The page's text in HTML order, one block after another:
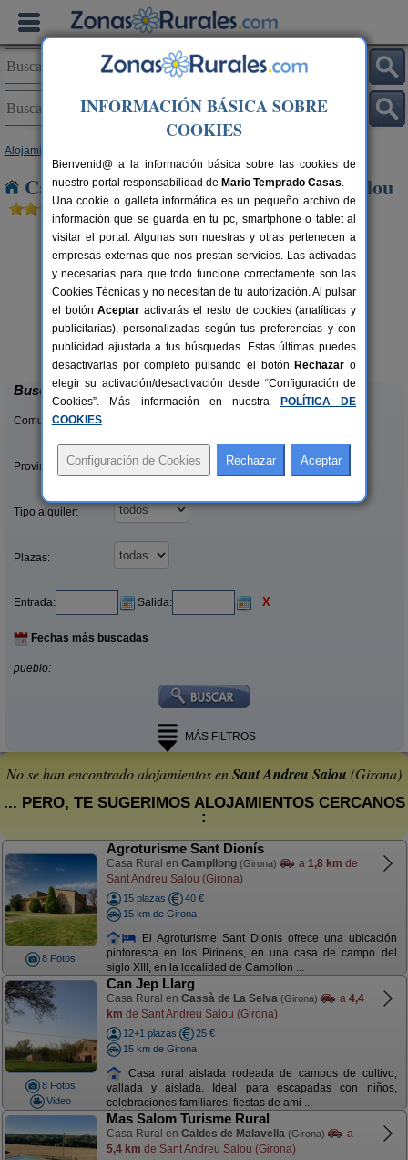
Alojamientos
Casas Rurales cerca de Sant Andreu Salou
16+2 pers.
desde37 €
Casa Alt Empordà
Ventalló (Girona)
Buscar
Comunidades:
Provincias/Islas:
Tipo alquiler:
Plazas:
Entrada: Salida: X
Fechas más buscadas
pueblo:
MÁS FILTROS
No se han encontrado alojamientos enSant Andreu Salou (Girona)
... PERO, TE SUGERIMOS ALOJAMIENTOS CERCANOS
:
8 Fotos
Agroturisme Sant Dionís
Casa Rural en Campllong (Girona) a 1,8 km de
Sant Andreu Salou (Girona)
15 plazas
40 €
15 km de Girona
El Agroturisme Sant Dionis ofrece una ubicación
pintoresca en los Pirineos, en una casa de campo del
siglo XIII, en la localidad de Campllon ...
8 Fotos
Video
Can Jep Llarg
Casa Rural en Cassà de La Selva (Girona) a 4,4
km de Sant Andreu Salou (Girona)
12+1 plazas
25 €
15 km de Girona
Casa rural aislada rodeada de campos de cultivo,
vallada y aislada. Ideal para escapadas con niños,
celebraciones familiares, fiestas de ami ...
Mas Salom Turisme Rural
Casa Rural en Caldes de Malavella (Girona)
a
5,4 km de Sant Andreu Salou (Girona)
INFORMACIÓN BÁSICA SOBRE
COOKIES
Bienvenid@ a la información básica sobre las cookies de
nuestro portal responsabilidad de Mario Temprado Casas.
Una cookie o galleta informática es un pequeño archivo de
información que se guarda en tu pc, smartphone o tablet al
visitar el portal. Algunas son nuestras y otras pertenecen a
empresas externas que nos prestan servicios. Las activadas
y necesarias para que todo funcione correctamente son las
Cookies Técnicas y no necesitan de tu autorización. Al pulsar
el botónAceptar activarás el resto de cookies (analíticas y
publicitarias), personalizadas según tus preferencias y con
publicidad ajustada a tus búsquedas. Estas últimas puedes
desactivarlas por completo pulsando el botón Rechazar o
elegir su activación/desactivación desde “Configuración de
Cookies”. Más información en nuestra
POLÍTICA DE
COOKIES.